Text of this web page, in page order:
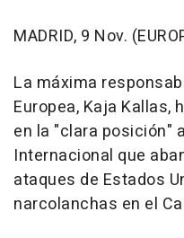
MADRID, 9 Nov.
La máxima
Europea, Kaja
en la "clara posición"
Internacional que
ataques de Estados
narcolanchas en el